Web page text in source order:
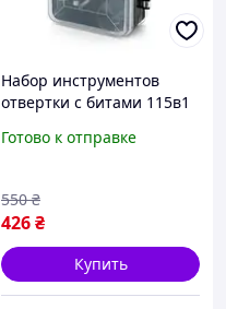
Набор инструментов
отвертки с битами 115в1
Готово к отправке
426₴
550 ₴
Купить